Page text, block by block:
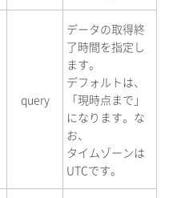
query
データの取得終
了時間を指定し
ます。
デフォルトは、
「現時点まで」
になります。な
お、
タイムゾーンは
UTCです。